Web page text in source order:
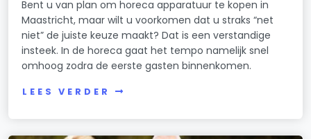
Bent u van plan om horeca apparatuur te kopen in
Maastricht, maar wilt u voorkomen dat u straks “net
niet” de juiste keuze maakt? Dat is een verstandige
insteek. In de horeca gaat het tempo namelijk snel
omhoog zodra de eerste gasten binnenkomen.
LEES VERDER